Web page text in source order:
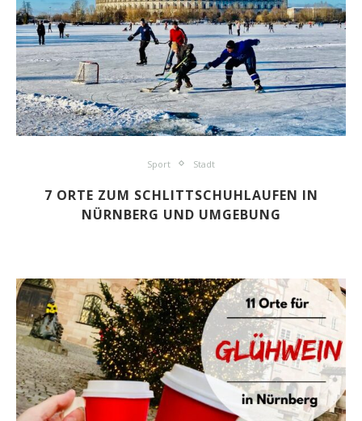
Sport Stadt
7 ORTE ZUM SCHLITTSCHUHLAUFEN IN
NÜRNBERG UND UMGEBUNG